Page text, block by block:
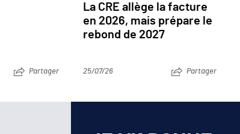
Partager
La CRE allège la facture
en 2026, mais prépare le
rebond de 2027
25/07/26 Partager